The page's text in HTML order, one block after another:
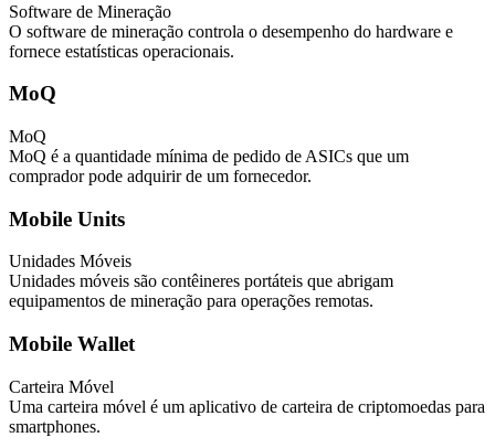
Software de Mineração
O software de mineração controla o desempenho do hardware e
fornece estatísticas operacionais.
MoQ
MoQ
MoQ é a quantidade mínima de pedido de ASICs que um
comprador pode adquirir de um fornecedor.
Mobile Units
Unidades Móveis
Unidades móveis são contêineres portáteis que abrigam
equipamentos de mineração para operações remotas.
Mobile Wallet
Carteira Móvel
Uma carteira móvel é um aplicativo de carteira de criptomoedas para
smartphones.